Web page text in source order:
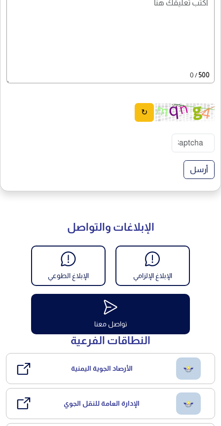
500
/ 0
↻
أرسل
الإبلاغات والتواصل
الإبلاغ الإلزامي الإبلاغ الطوعي
تواصل معنا
النطاقات الفرعية
الأرصاد الجوية اليمنية
الإدارة العامة للنقل الجوي